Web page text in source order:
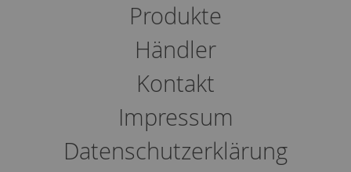
Produkte
Händler
Kontakt
Impressum
Datenschutzerklärung